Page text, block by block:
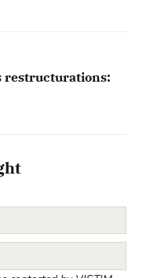
restructurations: